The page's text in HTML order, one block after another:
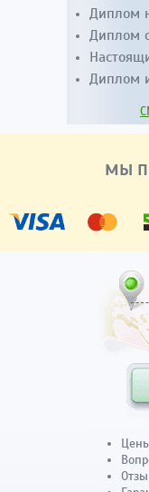
Диплом
Диплом
Диплом
МЫ